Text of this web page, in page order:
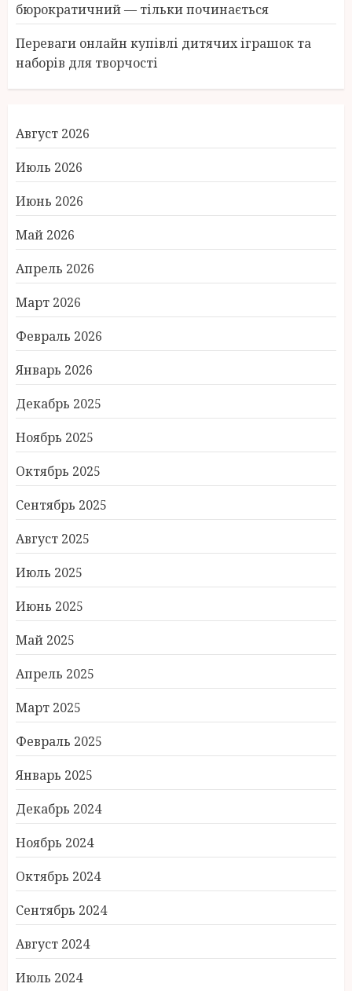
бюрократичний — тільки починається
Переваги онлайн купівлі дитячих іграшок та
наборів для творчості
Август 2026
Июль 2026
Июнь 2026
Май 2026
Апрель 2026
Март 2026
Февраль 2026
Январь 2026
Декабрь 2025
Ноябрь 2025
Октябрь 2025
Сентябрь 2025
Август 2025
Июль 2025
Июнь 2025
Май 2025
Апрель 2025
Март 2025
Февраль 2025
Январь 2025
Декабрь 2024
Ноябрь 2024
Октябрь 2024
Сентябрь 2024
Август 2024
Июль 2024